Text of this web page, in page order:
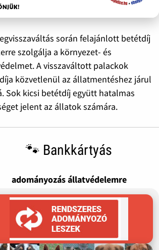
során felajánlott betétdíj
szolgálja a környezet- és
A visszaváltott palackok
közvetlenül az állatmentéshez járul
Sok kicsi betétdíj együtt hatalmas
jelent az állatok számára.
🐾 Bankkártyás
adományozás állatvédelemre